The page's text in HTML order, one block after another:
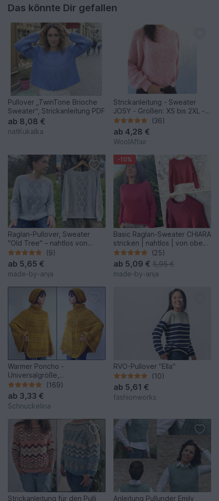
Das könnte Dir gefallen
Pullover „TwinTone Brioche
Sweater“, Strickanleitung PDF
ab 8,08 €
natKukalka
Strickanleitung - Sweater
JOSY - Größen: XS bis 2XL -
No.235E
(36)
ab 4,28 €
WoolAffair
Raglan-Pullover, Sweater
"Old Tree" – nahtlos von
oben gestrickt
(9)
ab 5,65 €
made-by-anja
-10%
Basic Raglan-Sweater CHIARA
stricken | nahtlos | von oben |
8 Größen
(25)
ab 5,09 € 5,95 €
made-by-anja
Warmer Poncho -
Universalgröße,
Strickanleitung für Anfänger
(169)
ab 3,33 €
Schnuckelina
RVO-Pullover "Ella"
(10)
ab 5,61 €
fashionworks
Strickanleitung für den Pulli
Anleitung Pullunder Emily